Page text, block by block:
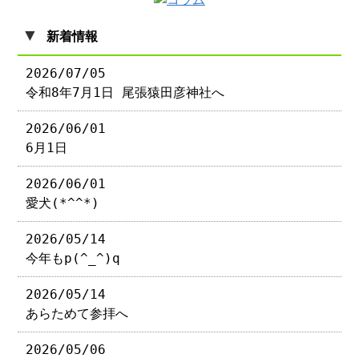
▼ 新着情報
2026/07/05
令和8年7月1日 尾張猿田彦神社へ
2026/06/01
6月1日
2026/06/01
愛犬(*^^*)
2026/05/14
今年もp(^_^)q
2026/05/14
あらためて参拝へ
2026/05/06